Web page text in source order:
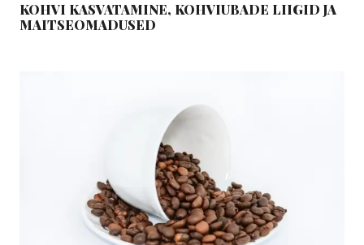
KOHVI KASVATAMINE, KOHVIUBADE LIIGID JA
MAITSEOMADUSED